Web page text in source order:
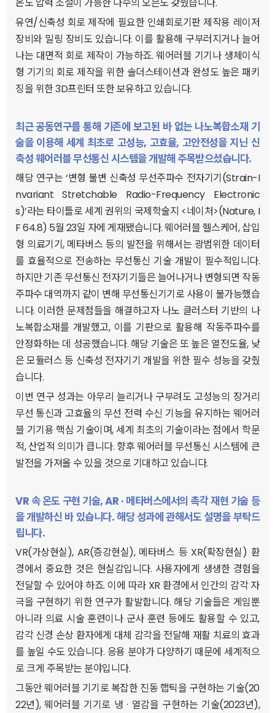
온도 압력 조절이 가능한 다수의 오븐도 갖췄습니다.
유연/신축성 회로 제작에 필요한 인쇄회로기판 제작용 레이저
장비와 밀링 장비도 있습니다. 이를 활용해 구부러지거나 늘어
나는 대면적 회로 제작이 가능하죠. 웨어러블 기기나 생체이식
형 기기의 회로 제작을 위한 솔더스테이션과 완성도 높은 패키
징을 위한 3D프린터 또한 보유하고 있습니다.
최근 공동연구를 통해 기존에 보고된 바 없는 나노복합소재 기
술을 이용해 세계 최초로 고성능, 고효율, 고안전성을 지닌 신
축성 웨어러블 무선통신 시스템을 개발해 주목받으셨습니다.
해당 연구는 ‘변형 불변 신축성 무선주파수 전자기기(Strain-I
nvariant Stretchable Radio-Frequency Electronic
s)’라는 타이틀로 세계 권위의 국제학술지 <네이처>(Nature, I
F 64.8) 5월 23일 자에 게재됐습니다. 웨어러블 헬스케어, 삽입
형 의료기기, 메타버스 등의 발전을 위해서는 광범위한 데이터
를 효율적으로 전송하는 무선통신 기술 개발이 필수적입니다.
하지만 기존 무선통신 전자기기들은 늘어나거나 변형되면 작동
주파수 대역까지 같이 변해 무선통신기기로 사용이 불가능했습
니다. 이러한 문제점들을 해결하고자 나노 클러스터 기반의 나
노복합소재를 개발했고, 이를 기판으로 활용해 작동주파수를
안정화하는 데 성공했습니다. 해당 기술은 또 높은 열전도율, 낮
은 모듈러스 등 신축성 전자기기 개발을 위한 필수 성능을 갖췄
습니다.
이번 연구 성과는 아무리 늘리거나 구부려도 고성능의 장거리
무선 통신과 고효율의 무선 전력 수신 기능을 유지하는 웨어러
블 기기용 핵심 기술이며, 세계 최초의 기술이라는 점에서 학문
적, 산업적 의미가 큽니다. 향후 웨어러블 무선통신 시스템에 큰
발전을 가져올 수 있을 것으로 기대하고 있습니다.
VR 속 온도 구현 기술, AR · 메타버스에서의 촉각 재현 기술 등
을 개발하신 바 있습니다. 해당 성과에 관해서도 설명을 부탁드
립니다.
VR(가상현실), AR(증강현실), 메타버스 등 XR(확장현실) 환
경에서 중요한 것은 현실감입니다. 사용자에게 생생한 경험을
전달할 수 있어야 하죠. 이에 따라 XR 환경에서 인간의 감각 자
극을 구현하기 위한 연구가 활발합니다. 해당 기술들은 게임뿐
아니라 의료 시술 훈련이나 군사 훈련 등에도 활용할 수 있고,
감각 신경 손상 환자에게 대체 감각을 전달해 재활 치료의 효과
를 높일 수도 있습니다. 응용 분야가 다양하기 때문에 세계적으
로 크게 주목받는 분야입니다.
그동안 웨어러블 기기로 복잡한 진동 햅틱을 구현하는 기술(20
22년), 웨어러블 기기로 냉 · 열감을 구현하는 기술(2023년),